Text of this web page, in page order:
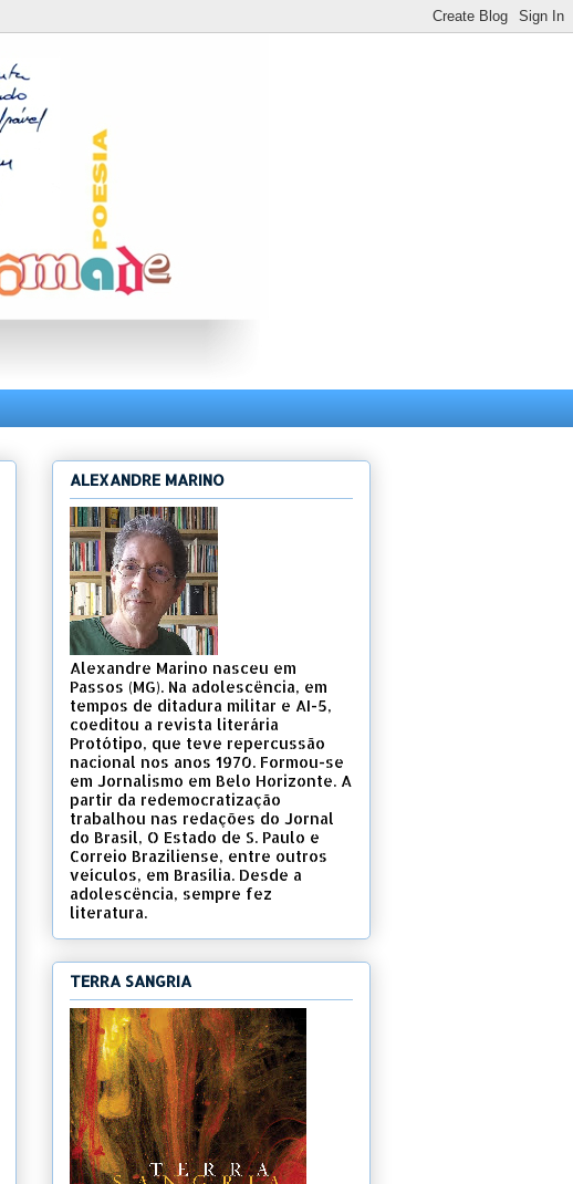
ALEXANDRE MARINO
Alexandre Marino nasceu em
Passos (MG). Na adolescência, em
tempos de ditadura militar e AI-5,
coeditou a revista literária
Protótipo, que teve repercussão
nacional nos anos 1970. Formou-se
em Jornalismo em Belo Horizonte. A
partir da redemocratização
trabalhou nas redações do Jornal
do Brasil, O Estado de S. Paulo e
Correio Braziliense, entre outros
veículos, em Brasília. Desde a
adolescência, sempre fez
literatura.
TERRA SANGRIA